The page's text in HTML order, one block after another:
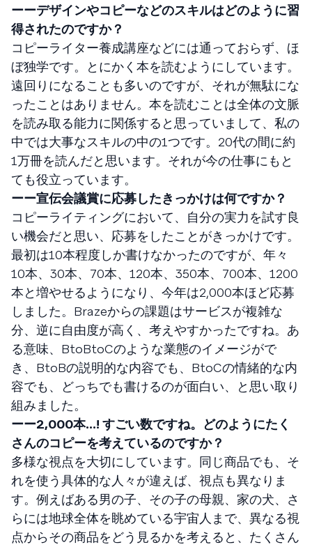
ーーデザインやコピーなどのスキルはどのように習
得されたのですか？
コピーライター養成講座などには通っておらず、ほ
ぼ独学です。とにかく本を読むようにしています。
遠回りになることも多いのですが、それが無駄にな
ったことはありません。本を読むことは全体の文脈
を読み取る能力に関係すると思っていまして、私の
中では大事なスキルの中の1つです。20代の間に約
1万冊を読んだと思います。それが今の仕事にもと
ても役立っています。
ーー宣伝会議賞に応募したきっかけは何ですか？
コピーライティングにおいて、自分の実力を試す良
い機会だと思い、応募をしたことがきっかけです。
最初は10本程度しか書けなかったのですが、年々
10本、30本、70本、120本、350本、700本、1200
本と増やせるようになり、今年は2,000本ほど応募
しました。Brazeからの課題はサービスが複雑な
分、逆に自由度が高く、考えやすかったですね。あ
る意味、BtoBtoCのような業態のイメージがで
き、BtoBの説明的な内容でも、BtoCの情緒的な内
容でも、どっちでも書けるのが面白い、と思い取り
組みました。
ーー2,000本...! すごい数ですね。どのようにたく
さんのコピーを考えているのですか？
多様な視点を大切にしています。同じ商品でも、そ
れを使う具体的な人々が違えば、視点も異なりま
す。例えばある男の子、その子の母親、家の犬、さ
らには地球全体を眺めている宇宙人まで、異なる視
点からその商品をどう見るかを考えると、たくさん